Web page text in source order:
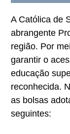
A Católica de
abrangente
região. Por
garantir o
educação
reconhecida.
as bolsas
seguintes: